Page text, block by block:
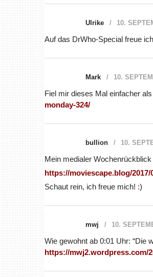
Ulrike 10.
Auf das DrWho-Special freue
Mark 10.
Fiel mir dieses Mal einfacher
monday-324/
bullion 10.
Mein medialer
https://moviescape.blog/2017/
Schaut rein, ich freue mich! :)
mwj 10.
Wie gewohnt ab 0:01 Uhr: “Die
https://mwj2.wordpress.com/